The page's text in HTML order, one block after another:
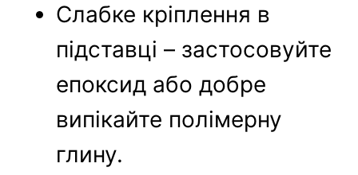
Слабке кріплення в
підставці – застосовуйте
епоксид або добре
випікайте полімерну
глину.